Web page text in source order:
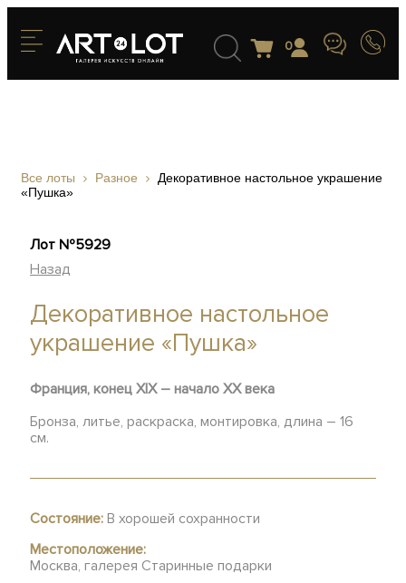
0
Все лоты Разное
Декоративное настольное украшение
«Пушка»
Лот №5929
Назад
Декоративное настольное
украшение «Пушка»
Франция, конец XIX – начало ХХ века
Бронза, литье, раскраска, монтировка, длина – 16
см.
Состояние: В хорошей сохранности
Местоположение:
Москва, галерея Старинные подарки